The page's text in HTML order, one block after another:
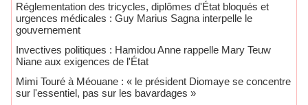
Réglementation des tricycles, diplômes d'État bloqués et
urgences médicales : Guy Marius Sagna interpelle le
gouvernement
Invectives politiques : Hamidou Anne rappelle Mary Teuw
Niane aux exigences de l'État
Mimi Touré à Méouane : « le président Diomaye se concentre
sur l'essentiel, pas sur les bavardages »